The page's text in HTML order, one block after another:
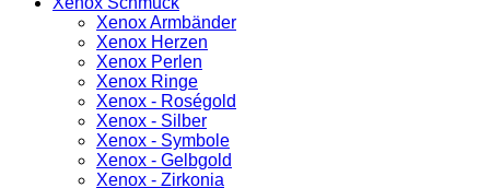
Xenox Armbänder
Xenox Herzen
Xenox Perlen
Xenox Ringe
Xenox - Roségold
Xenox - Silber
Xenox - Symbole
Xenox - Gelbgold
Xenox - Zirkonia